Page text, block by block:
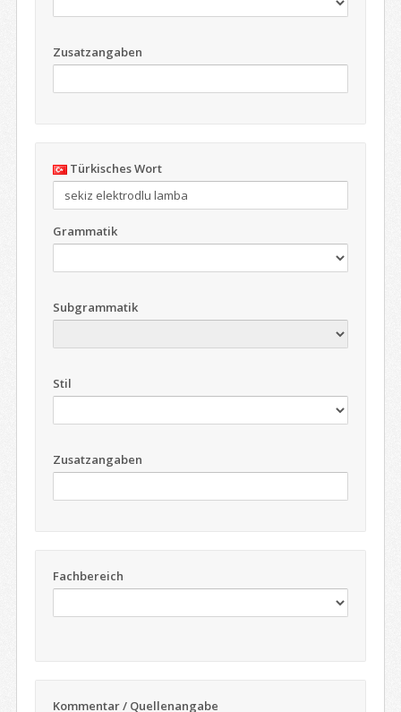
Zusatzangaben
Türkisches Wort
Grammatik
Subgrammatik
Stil
Zusatzangaben
Fachbereich
Kommentar / Quellenangabe